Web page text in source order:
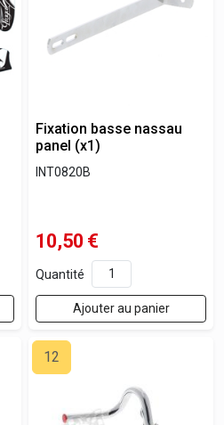
Fixation basse nassau
panel (x1)
INT0820B
10,50 €
Quantité
Ajouter au panier
12